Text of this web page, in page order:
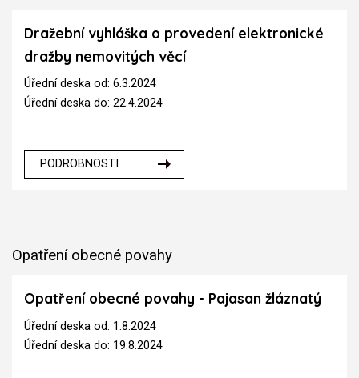
Dražební vyhláška o provedení elektronické
dražby nemovitých věcí
Úřední deska od: 6.3.2024
Úřední deska do: 22.4.2024
PODROBNOSTI
Opatření obecné povahy
Opatření obecné povahy - Pajasan žláznatý
Úřední deska od: 1.8.2024
Úřední deska do: 19.8.2024